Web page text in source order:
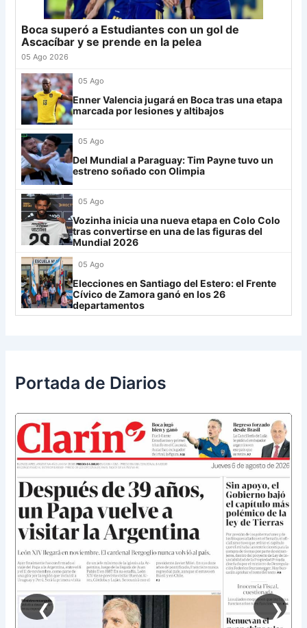
Grupo G
Mirassol
Lanús 9
Always Ready
Grupo H
IDV
Rosario Central
UCV FC
Atl. Tucumán 18 -3
Newell's 18 -12 18
26 Platense 18 -6
27 Central Córdoba
28 Riestra
29 Aldosivi
30 Estudiantes RC 18 -21
Boca superó a Estudiantes con un gol de
Ascacíbar y se prende en la pelea
05 Ago 2026
05 Ago
Enner Valencia jugará en Boca tras una etapa
marcada por lesiones y altibajos
05 Ago
Del Mundial a Paraguay: Tim Payne tuvo un
estreno soñado con Olimpia
05 Ago
Vozinha inicia una nueva etapa en Colo Colo
tras convertirse en una de las figuras del
Mundial 2026
05 Ago
Elecciones en Santiago del Estero: el Frente
Cívico de Zamora ganó en los 26
departamentos
Portada de Diarios
❮ ❯